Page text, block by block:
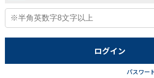
ログイン
パスワー